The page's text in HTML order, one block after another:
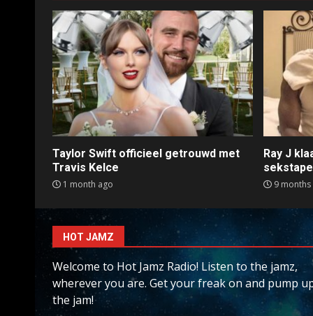
Taylor Swift officieel getrouwd met
Travis Kelce
1 month ago
Ray J
sekstape
9 months
HOT JAMZ
Welcome to Hot Jamz Radio! Listen to the jamz,
wherever you are. Get your freak on and pump
the jam!